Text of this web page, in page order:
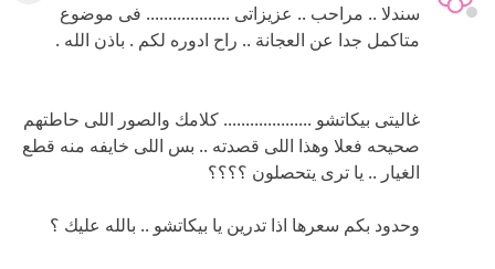
سندلا .. مراحب .. عزيزاتى ................... فى موضوع
متاكمل جدا عن العجانة .. راح ادوره لكم . باذن الله .
غاليتى بيكاتشو .................... كلامك والصور اللى حاطتهم
صحيحه فعلا وهذا اللى قصدته .. بس اللى خايفه منه قطع
الغيار .. يا ترى يتحصلون ؟؟؟؟
وحدود بكم سعرها اذا تدرين يا بيكاتشو .. بالله عليك ؟